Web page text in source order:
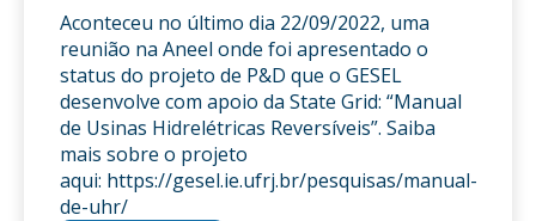
Aconteceu no último dia 22/09/2022, uma
reunião na Aneel onde foi apresentado o
status do projeto de P&D que o GESEL
desenvolve com apoio da State Grid: “Manual
de Usinas Hidrelétricas Reversíveis”. Saiba
mais sobre o projeto
aqui: https://gesel.ie.ufrj.br/pesquisas/manual-
de-uhr/